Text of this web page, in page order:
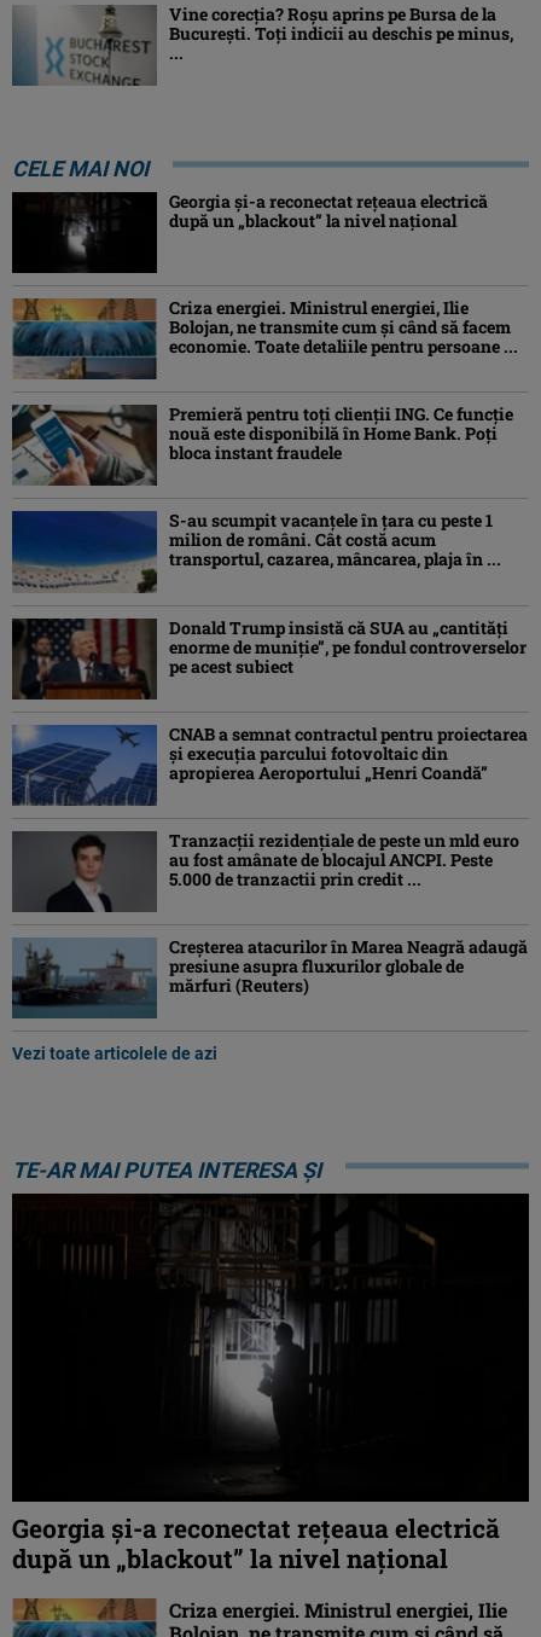
Vine corecția? Roșu aprins pe Bursa de la
București. Toți indicii au deschis pe minus,
...
CELE MAI NOI
Georgia şi-a reconectat rețeaua electrică
după un „blackout” la nivel naţional
Criza energiei. Ministrul energiei, Ilie
Bolojan, ne transmite cum și când să facem
economie. Toate detaliile pentru persoane ...
Premieră pentru toți clienții ING. Ce funcție
nouă este disponibilă în Home Bank. Poți
bloca instant fraudele
S-au scumpit vacanțele în țara cu peste 1
milion de români. Cât costă acum
transportul, cazarea, mâncarea, plaja în ...
Donald Trump insistă că SUA au „cantităţi
enorme de muniţie”, pe fondul controverselor
pe acest subiect
CNAB a semnat contractul pentru proiectarea
şi execuţia parcului fotovoltaic din
apropierea Aeroportului „Henri Coandă”
Tranzacții rezidențiale de peste un mld euro
au fost amânate de blocajul ANCPI. Peste
5.000 de tranzactii prin credit ...
Creşterea atacurilor în Marea Neagră adaugă
presiune asupra fluxurilor globale de
mărfuri (Reuters)
Vezi toate articolele de azi
TE-AR MAI PUTEA INTERESA ȘI
Georgia şi-a reconectat rețeaua electrică
după un „blackout” la nivel naţional
Criza energiei. Ministrul energiei, Ilie